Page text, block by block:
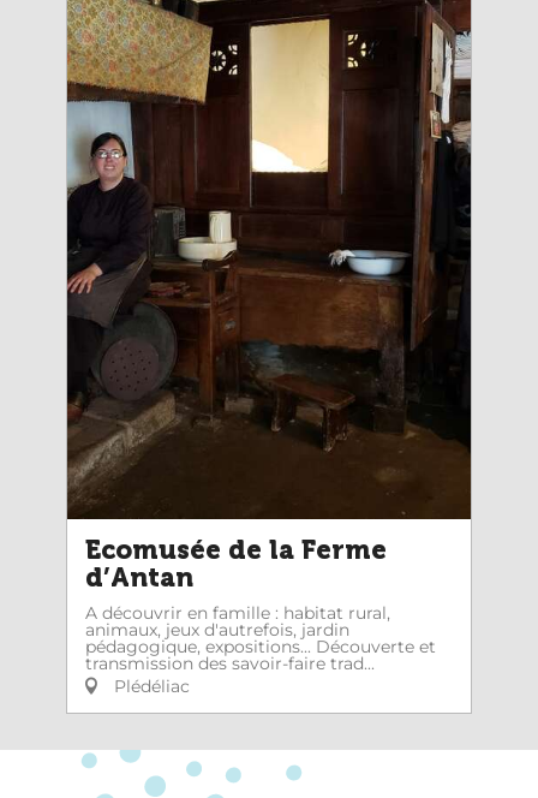
Ecomusée de la Ferme
d’Antan
A découvrir en famille : habitat rural,
animaux, jeux d'autrefois, jardin
pédagogique, expositions... Découverte et
transmission des savoir-faire trad...
Plédéliac